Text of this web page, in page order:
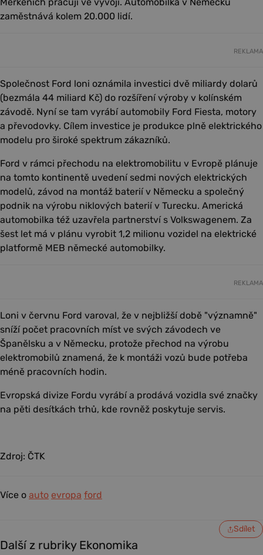
zaměstnává kolem 20.000 lidí.
REKLAMA
Společnost Ford loni oznámila investici dvě miliardy dolarů
(bezmála 44 miliard Kč) do rozšíření výroby v kolínském
závodě. Nyní se tam vyrábí automobily Ford Fiesta, motory
a převodovky. Cílem investice je produkce plně elektrického
modelu pro široké spektrum zákazníků.
Ford v rámci přechodu na elektromobilitu v Evropě plánuje
na tomto kontinentě uvedení sedmi nových elektrických
modelů, závod na montáž baterií v Německu a společný
podnik na výrobu niklových baterií v Turecku. Americká
automobilka též uzavřela partnerství s Volkswagenem. Za
šest let má v plánu vyrobit 1,2 milionu vozidel na elektrické
platformě MEB německé automobilky.
REKLAMA
Loni v červnu Ford varoval, že v nejbližší době "významně"
sníží počet pracovních míst ve svých závodech ve
Španělsku a v Německu, protože přechod na výrobu
elektromobilů znamená, že k montáži vozů bude potřeba
méně pracovních hodin.
Evropská divize Fordu vyrábí a prodává vozidla své značky
na pěti desítkách trhů, kde rovněž poskytuje servis.
Zdroj: ČTK
Více o auto evropa ford
Sdílet
Další z rubriky Ekonomika